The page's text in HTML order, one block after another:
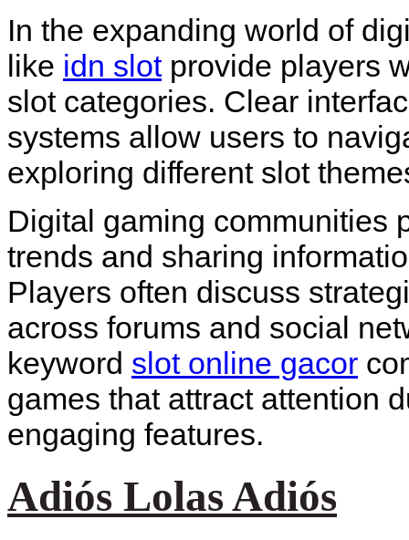
In the expanding world of
like idn slotprovide players
slot categories. Clear
systems allow users to
exploring different slot
Digital gaming communities
trends and sharing
Players often discuss
across forums and social
keyword slot online gacor
games that attract attention
engaging features.
Adiós Lolas Adiós